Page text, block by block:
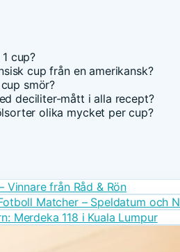
cup?
cup från en amerikansk?
smör?
deciliter-mått i alla recept?
olika mycket per cup?
från Råd & Rön
Matcher – Speldatum och
Merdeka 118 i Kuala Lumpur